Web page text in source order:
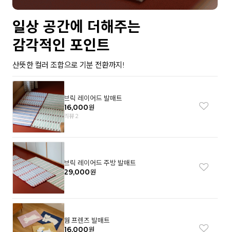
일상 공간에 더해주는
감각적인 포인트
산뜻한 컬러 조합으로 기분 전환까지!
브릭 레이어드 발매트
16,000원
리뷰 2
브릭 레이어드 주방 발매트
29,000원
웜 프렌즈 발매트
16,000원